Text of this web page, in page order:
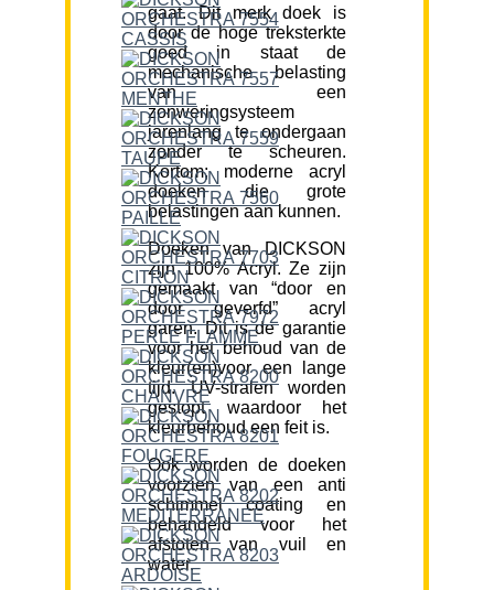
gaat. Dit merk doek is
door de hoge treksterkte
goed in staat de
mechanische belasting
van een
zonweringsysteem
jarenlang te ondergaan
zonder te scheuren.
Kortom; moderne acryl
doeken die grote
belastingen aan kunnen.
Doeken van DICKSON
zijn 100% Acryl. Ze zijn
gemaakt van “door en
door geverfd” acryl
garen. Dit is de garantie
voor het behoud van de
kleur(en)voor een lange
tijd. UV-stralen worden
gestopt waardoor het
kleurbehoud een feit is.
Ook worden de doeken
voorzien van een anti
schimmel coating en
behandeld voor het
afstoten van vuil en
water.